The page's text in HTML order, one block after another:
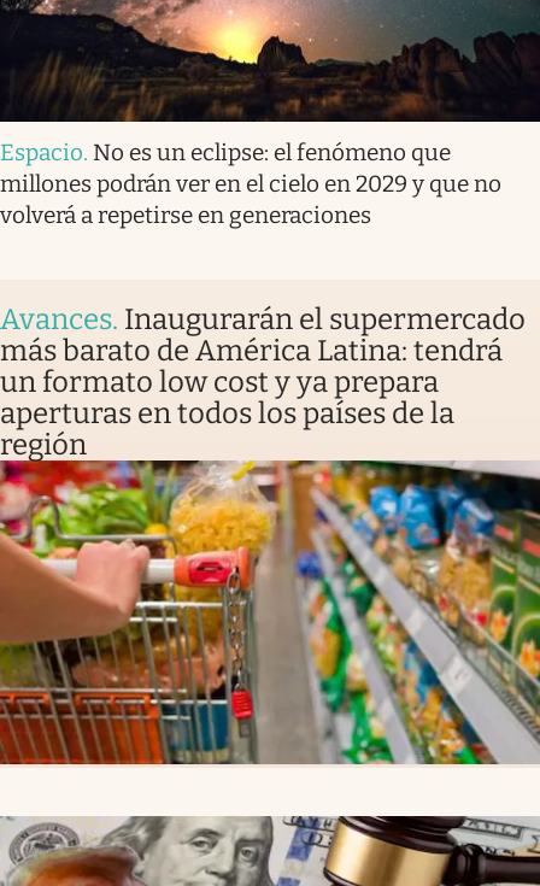
Espacio. No es un eclipse: el fenómeno que
millones podrán ver en el cielo en 2029 y que no
volverá a repetirse en generaciones
Avances. Inaugurarán el supermercado
más barato de América Latina: tendrá
un formato low cost y ya prepara
aperturas en todos los países de la
región